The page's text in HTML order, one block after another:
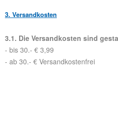
3. Versandkosten
3.1. Die Versandkosten sind
- bis 30.- € 3,99
- ab 30.- € Versandkostenfrei